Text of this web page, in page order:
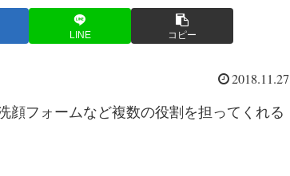
LINE コピー
2018.11.27
顔フォームなど複数の役割を担ってくれる